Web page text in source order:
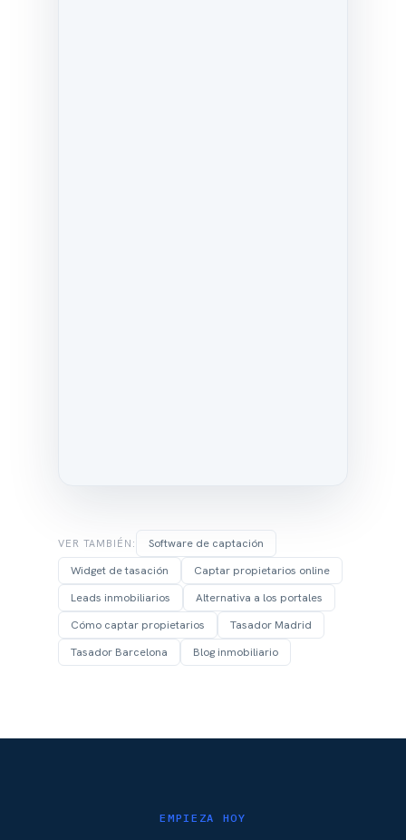
VER TAMBIÉN:
Software de captación
Widget de tasación
Captar propietarios online
Leads inmobiliarios
Alternativa a los portales
Cómo captar propietarios
Tasador Madrid
Tasador Barcelona
Blog inmobiliario
EMPIEZA HOY